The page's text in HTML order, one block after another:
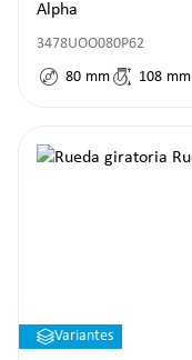
Alpha
3478UOO080P62
80 mm 108 mm
Variantes